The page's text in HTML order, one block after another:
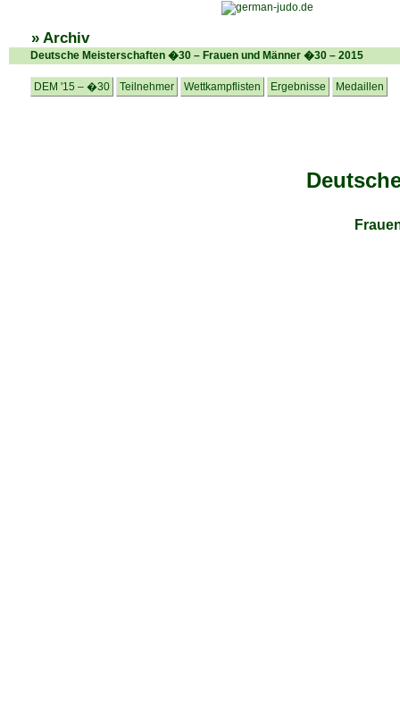
» Archiv
Deutsche Meisterschaften �30 – Frauen und Männer �30 – 2015
DEM '15 – �30 Teilnehmer Wettkampflisten Ergebnisse Medaillen